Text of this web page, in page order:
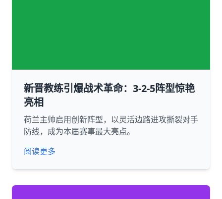
新晋教练引爆战术革命：3-2-5阵型惊艳
亮相
荷兰主帅启用创新阵型，以灵活边路进攻撕裂对手
防线，成为本届赛事最大亮点。
阅读更多